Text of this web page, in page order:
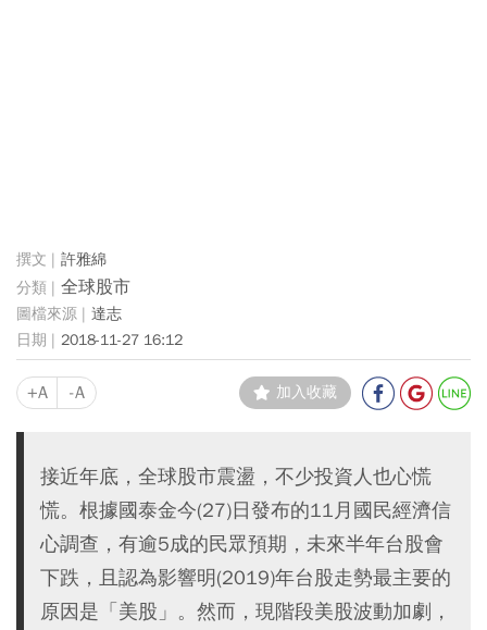
許雅綿
全球股市
達志
2018-11-27 16:12
+A -A 加入收藏
接近年底，全球股市震盪，不少投資人也心慌
慌。根據國泰金今(27)日發布的11月國民經濟信
心調查，有逾5成的民眾預期，未來半年台股會
下跌，且認為影響明(2019)年台股走勢最主要的
原因是「美股」。然而，現階段美股波動加劇，